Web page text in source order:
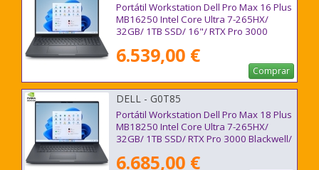
Portátil Workstation Dell Pro Max 16 Plus
MB16250 Intel Core Ultra 7-265HX/
32GB/ 1TB SSD/ 16"/ RTX Pro 3000
6.539,00 €
Comprar
DELL - G0T85
Portátil Workstation Dell Pro Max 18 Plus
MB18250 Intel Core Ultra 7-265HX/
32GB/ 1TB SSD/ RTX Pro 3000 Blackwell/
6.685,00 €